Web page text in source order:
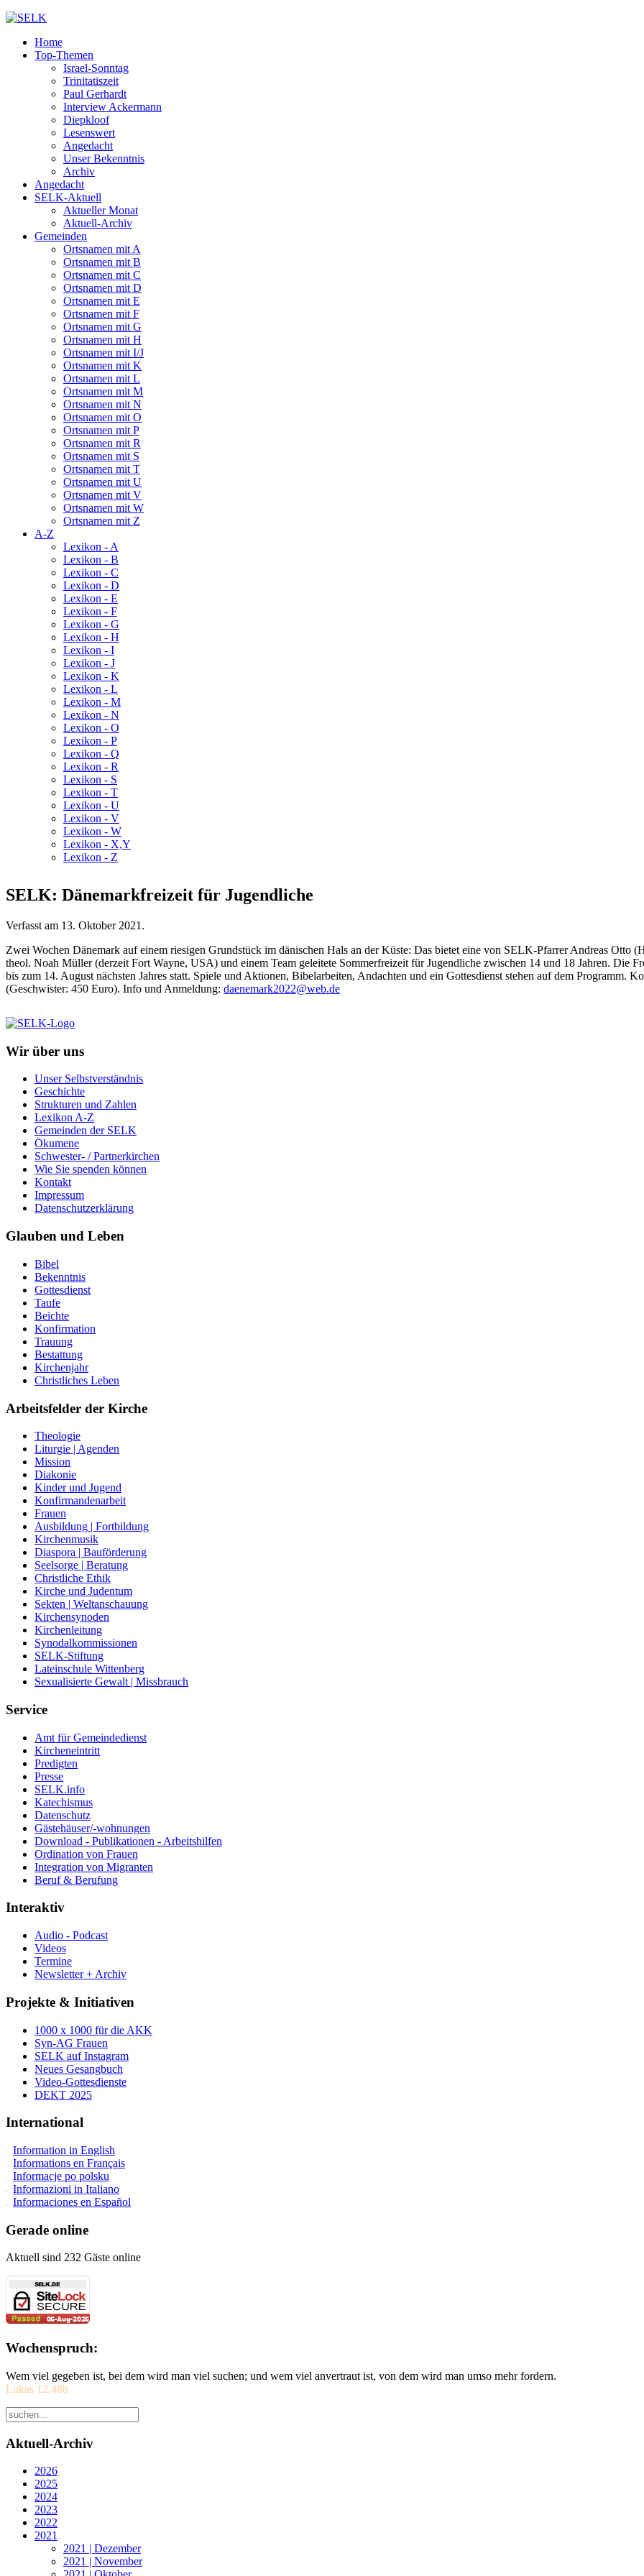
Home
Top-Themen
Israel-Sonntag
Trinitatiszeit
Paul Gerhardt
Interview Ackermann
Diepkloof
Lesenswert
Angedacht
Unser Bekenntnis
Archiv
Angedacht
SELK-Aktuell
Aktueller Monat
Aktuell-Archiv
Gemeinden
Ortsnamen mit A
Ortsnamen mit B
Ortsnamen mit C
Ortsnamen mit D
Ortsnamen mit E
Ortsnamen mit F
Ortsnamen mit G
Ortsnamen mit H
Ortsnamen mit I/J
Ortsnamen mit K
Ortsnamen mit L
Ortsnamen mit M
Ortsnamen mit N
Ortsnamen mit O
Ortsnamen mit P
Ortsnamen mit R
Ortsnamen mit S
Ortsnamen mit T
Ortsnamen mit U
Ortsnamen mit V
Ortsnamen mit W
Ortsnamen mit Z
A-Z
Lexikon - A
Lexikon - B
Lexikon - C
Lexikon - D
Lexikon - E
Lexikon - F
Lexikon - G
Lexikon - H
Lexikon - I
Lexikon - J
Lexikon - K
Lexikon - L
Lexikon - M
Lexikon - N
Lexikon - O
Lexikon - P
Lexikon - Q
Lexikon - R
Lexikon - S
Lexikon - T
Lexikon - U
Lexikon - V
Lexikon - W
Lexikon - X,Y
Lexikon - Z
SELK: Dänemarkfreizeit für Jugendliche
Verfasst am 13. Oktober 2021 .
Zwei Wochen Dänemark auf einem riesigen Grundstück im dänischen Hals an der Küste: Das bietet eine von SELK-Pfarrer Andreas Otto
theol. Noah Müller (derzeit Fort Wayne, USA) und einem Team geleitete Sommerfreizeit für Jugendliche zwischen 14 und 18 Jahren. Die
bis zum 14. August nächsten Jahres statt. Spiele und Aktionen, Bibelarbeiten, Andachten und ein Gottesdienst stehen auf dem Programm.
(Geschwister: 450 Euro). Info und Anmeldung: daenemark2022@web.de
Wir über uns
Unser Selbstverständnis
Geschichte
Strukturen und Zahlen
Lexikon A-Z
Gemeinden der SELK
Ökumene
Schwester- / Partnerkirchen
Wie Sie spenden können
Kontakt
Impressum
Datenschutzerklärung
Glauben und Leben
Bibel
Bekenntnis
Gottesdienst
Taufe
Beichte
Konfirmation
Trauung
Bestattung
Kirchenjahr
Christliches Leben
Arbeitsfelder der Kirche
Theologie
Liturgie | Agenden
Mission
Diakonie
Kinder und Jugend
Konfirmandenarbeit
Frauen
Ausbildung | Fortbildung
Kirchenmusik
Diaspora | Bauförderung
Seelsorge | Beratung
Christliche Ethik
Kirche und Judentum
Sekten | Weltanschauung
Kirchensynoden
Kirchenleitung
Synodalkommissionen
SELK-Stiftung
Lateinschule Wittenberg
Sexualisierte Gewalt | Missbrauch
Service
Amt für Gemeindedienst
Kircheneintritt
Predigten
Presse
SELK.info
Katechismus
Datenschutz
Gästehäuser/-wohnungen
Download - Publikationen - Arbeitshilfen
Ordination von Frauen
Integration von Migranten
Beruf & Berufung
Interaktiv
Audio - Podcast
Videos
Termine
Newsletter + Archiv
Projekte & Initiativen
1000 x 1000 für die AKK
Syn-AG Frauen
SELK auf Instagram
Neues Gesangbuch
Video-Gottesdienste
DEKT 2025
International
Information in English
Informations en Français
Informacje po polsku
Informazioni in Italiano
Informaciones en Español
Gerade online
Aktuell sind 232 Gäste online
Wochenspruch:
Wem viel gegeben ist, bei dem wird man viel suchen; und wem viel anvertraut ist, von dem wird man umso mehr fordern.
Lukas 12,48b
Aktuell-Archiv
2026
2025
2024
2023
2022
2021
2021 | Dezember
2021 | November